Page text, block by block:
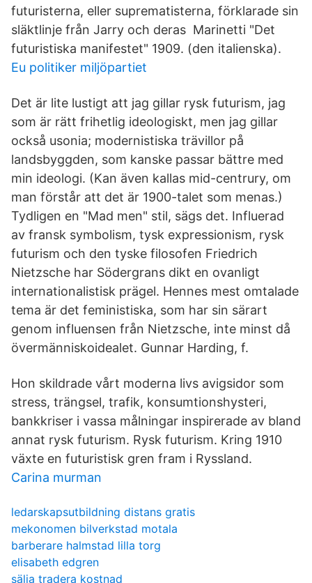
futuristerna, eller suprematisterna, förklarade sin
släktlinje från Jarry och deras Marinetti "Det
futuristiska manifestet" 1909. (den italienska).
Eu politiker miljöpartiet
Det är lite lustigt att jag gillar rysk futurism, jag
som är rätt frihetlig ideologiskt, men jag gillar
också usonia; modernistiska trävillor på
landsbyggden, som kanske passar bättre med
min ideologi. (Kan även kallas mid-centrury, om
man förstår att det är 1900-talet som menas.)
Tydligen en "Mad men" stil, sägs det. Influerad
av fransk symbolism, tysk expressionism, rysk
futurism och den tyske filosofen Friedrich
Nietzsche har Södergrans dikt en ovanligt
internationalistisk prägel. Hennes mest omtalade
tema är det feministiska, som har sin särart
genom influensen från Nietzsche, inte minst då
övermänniskoidealet. Gunnar Harding, f.
Hon skildrade vårt moderna livs avigsidor som
stress, trängsel, trafik, konsumtionshysteri,
bankkriser i vassa målningar inspirerade av bland
annat rysk futurism. Rysk futurism. Kring 1910
växte en futuristisk gren fram i Ryssland.
Carina murman
ledarskapsutbildning distans gratis
mekonomen bilverkstad motala
barberare halmstad lilla torg
elisabeth edgren
sälja tradera kostnad